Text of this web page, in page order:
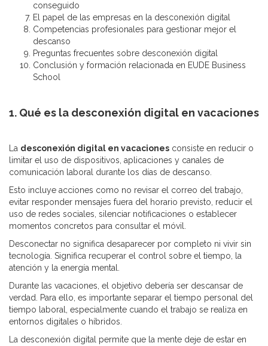
conseguido
El papel de las empresas en la desconexión digital
Competencias profesionales para gestionar mejor el
descanso
Preguntas frecuentes sobre desconexión digital
Conclusión y formación relacionada en EUDE Business
School
1. Qué es la desconexión digital en vacaciones
La desconexión digital en vacaciones consiste en reducir o
limitar el uso de dispositivos, aplicaciones y canales de
comunicación laboral durante los días de descanso.
Esto incluye acciones como no revisar el correo del trabajo,
evitar responder mensajes fuera del horario previsto, reducir el
uso de redes sociales, silenciar notificaciones o establecer
momentos concretos para consultar el móvil.
Desconectar no significa desaparecer por completo ni vivir sin
tecnología. Significa recuperar el control sobre el tiempo, la
atención y la energía mental.
Durante las vacaciones, el objetivo debería ser descansar de
verdad. Para ello, es importante separar el tiempo personal del
tiempo laboral, especialmente cuando el trabajo se realiza en
entornos digitales o híbridos.
La desconexión digital permite que la mente deje de estar en